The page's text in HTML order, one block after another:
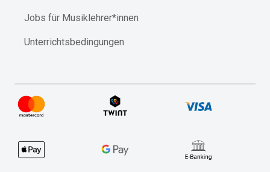
Jobs für Musiklehrer*innen
Unterrichtsbedingungen